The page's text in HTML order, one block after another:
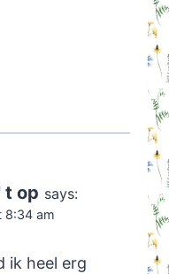
t op says:
8:34 am
ik heel erg